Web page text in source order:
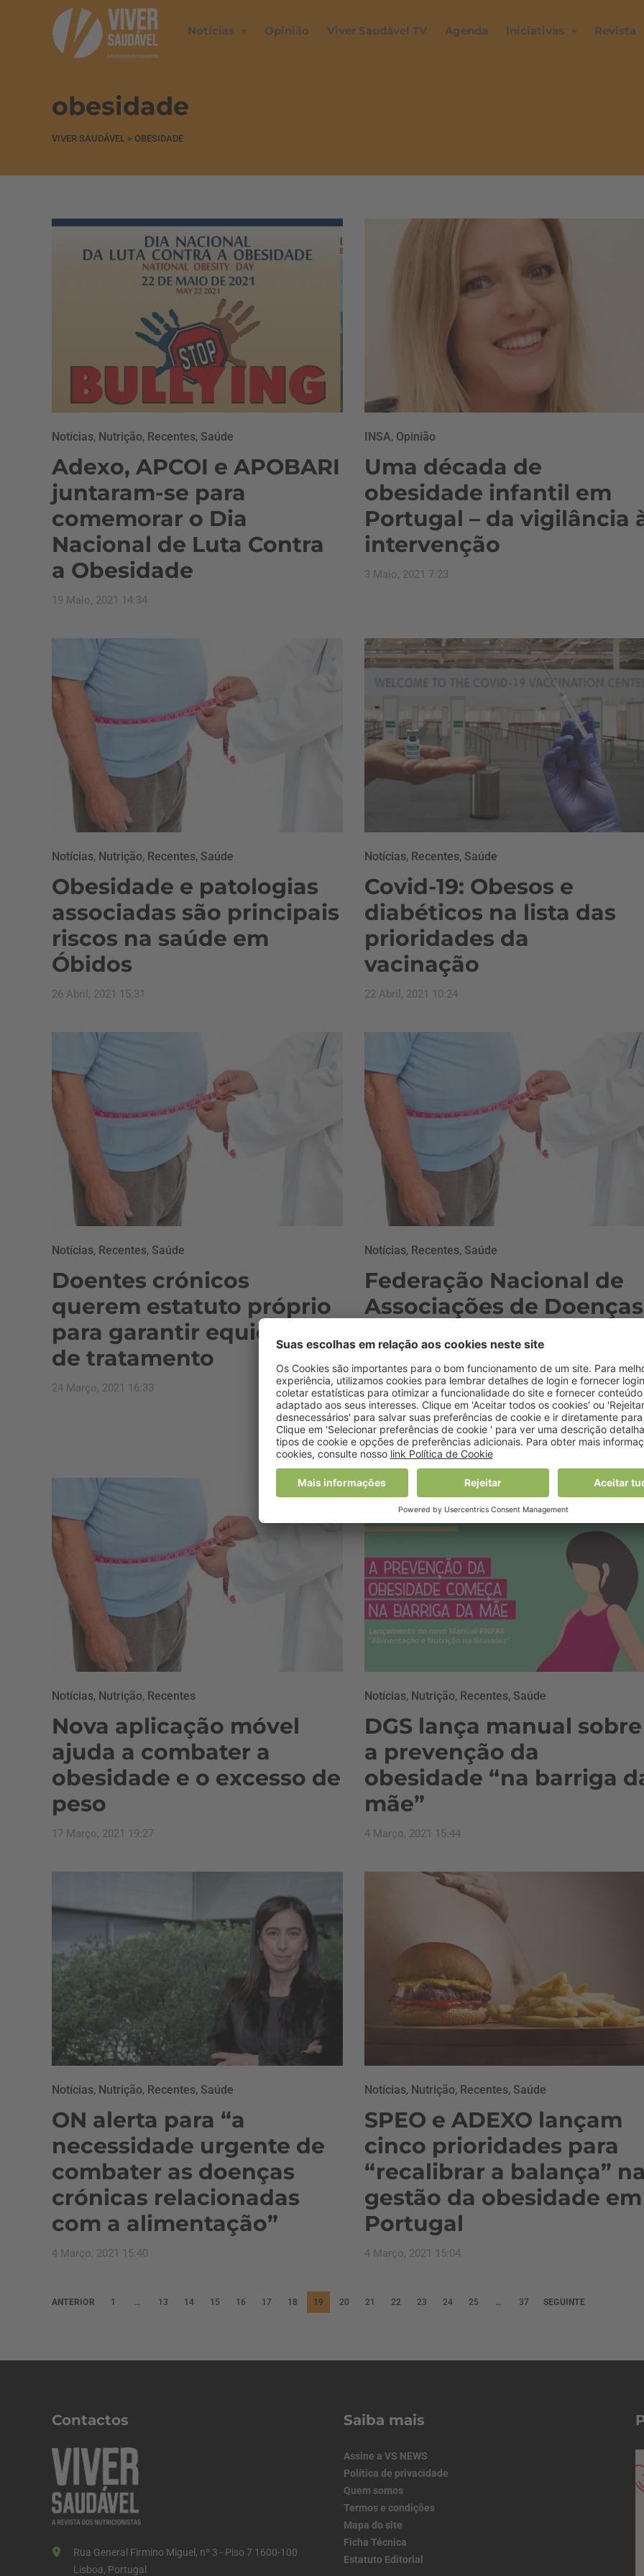
Notícias Opinião Viver Saudável TV Agenda Iniciativas Revista
obesidade
VIVER SAUDÁVEL > OBESIDADE
Notícias, Nutrição, Recentes, Saúde
Adexo, APCOI e APOBARI
juntaram-se para
comemorar o Dia
Nacional de Luta Contra
a Obesidade
19 Maio, 2021 14:34
INSA, Opinião
Uma década de
obesidade infantil em
Portugal – da vigilância
intervenção
3 Maio, 2021 7:23
Notícias, Nutrição, Recentes, Saúde
Obesidade e patologias
associadas são principais
riscos na saúde em
Óbidos
26 Abril, 2021 15:31
Notícias, Recentes, Saúde
Covid-19: Obesos e
diabéticos na lista das
prioridades da
vacinação
22 Abril, 2021 10:24
Notícias, Recentes, Saúde
Doentes crónicos
querem estatuto próprio
para garantir equidade
de tratamento
24 Março, 2021 16:33
Notícias, Recentes, Saúde
Federação Nacional de
Associações de Doenças
proposta para criação
“Estatuto do Doente
Crónico”
22 Março, 2021 7:49
Notícias, Nutrição, Recentes
Nova aplicação móvel
ajuda a combater a
obesidade e o excesso de
peso
17 Março, 2021 19:27
Notícias, Nutrição, Recentes, Saúde
DGS lança manual sobre
a prevenção da
obesidade “na barriga
mãe”
4 Março, 2021 15:44
Notícias, Nutrição, Recentes, Saúde
ON alerta para “a
necessidade urgente de
combater as doenças
crónicas relacionadas
com a alimentação”
4 Março, 2021 15:40
Notícias, Nutrição, Recentes, Saúde
SPEO e ADEXO lançam
cinco prioridades para
“recalibrar a balança”
gestão da obesidade em
Portugal
4 Março, 2021 15:04
P
a
ã
o
d
o
s
ANTERIOR 1 … 13 14 15 16 17 18 19 20 21 22 23 24 25 … 37 SEGUINTE
Contactos
Rua General Firmino Miguel, nº 3 - Piso 7 1600-100
Lisboa, Portugal
Saiba mais
Assine a VS NEWS
Política de privacidade
Quem somos
Termos e condições
Mapa do site
Ficha Técnica
Estatuto Editorial